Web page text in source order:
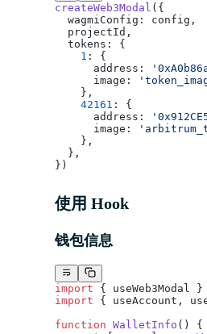
createWeb3Modal ({
  wagmiConfig: config,
  projectId,
  tokens: {
    1
: {
      address:
      image:
    },
    42161
: {
      address:
      image:
    },
  },
})
使用 Hook
钱包信息
import { useWeb3Modal }
import { useAccount,
function WalletInfo () {